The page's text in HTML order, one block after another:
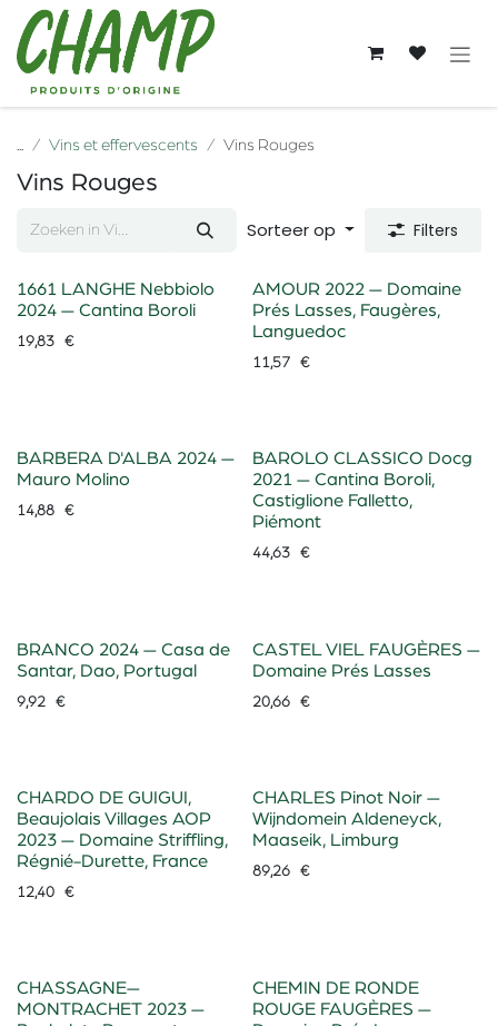
Overslaan naar inhoud
... Vins et effervescents Vins Rouges
Vins Rouges
Sorteer op Filters
1661 LANGHE Nebbiolo
2024 — Cantina Boroli
19,83 €
AMOUR 2022 — Domaine
Prés Lasses, Faugères,
Languedoc
11,57€
BARBERA D'ALBA 2024 —
Mauro Molino
14,88 €
BAROLO CLASSICO Docg
2021 — Cantina Boroli,
Castiglione Falletto,
Piémont
44,63€
BRANCO 2024 — Casa de
Santar, Dao, Portugal
9,92 €
CASTEL VIEL FAUGÈRES —
Domaine Prés Lasses
20,66€
CHARDO DE GUIGUI,
Beaujolais Villages AOP
2023 — Domaine Striffling,
Régnié-Durette, France
12,40 €
CHARLES Pinot Noir —
Wijndomein Aldeneyck,
Maaseik, Limburg
89,26€
CHASSAGNE—
MONTRACHET 2023 —
CHEMIN DE RONDE
ROUGE FAUGÈRES —